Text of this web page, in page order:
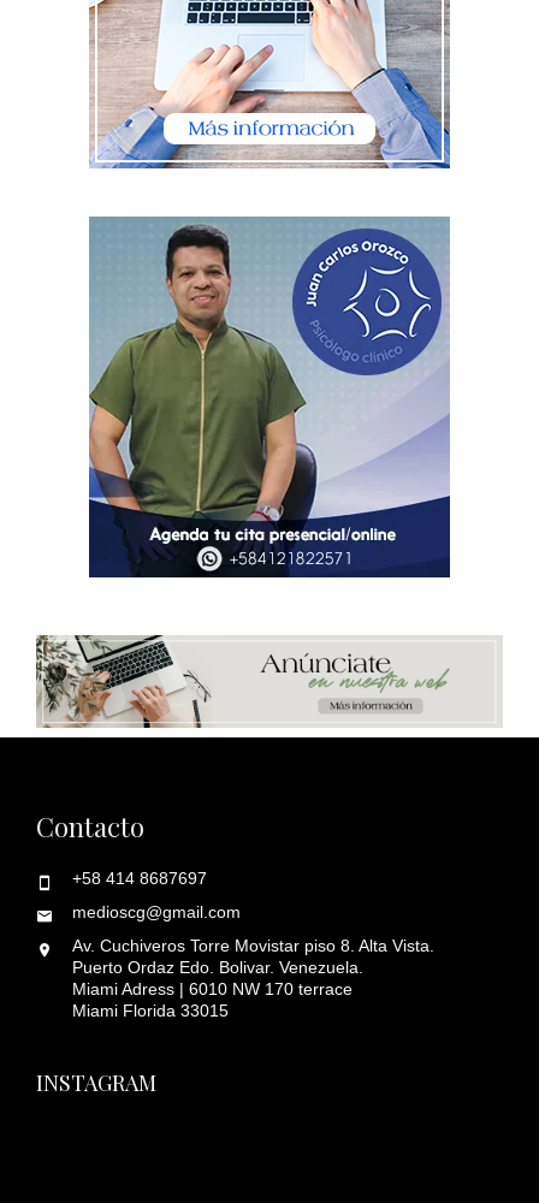
Contacto
+58 414 8687697
medioscg@gmail.com
Av. Cuchiveros Torre Movistar piso 8. Alta Vista.
Puerto Ordaz Edo. Bolivar. Venezuela.
Miami Adress | 6010 NW 170 terrace
Miami Florida 33015
INSTAGRAM